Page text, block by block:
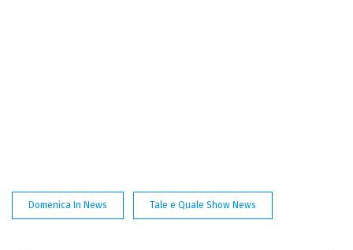
Domenica In News Tale e Quale Show News